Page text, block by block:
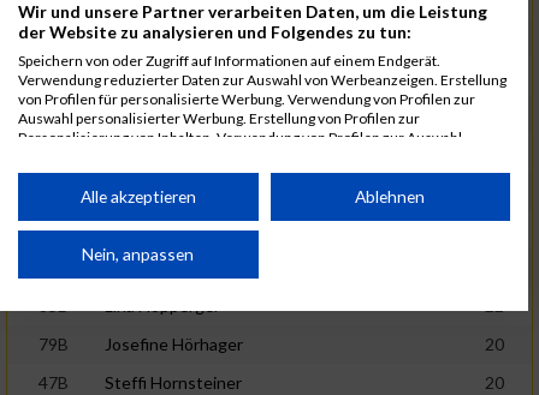
2B
Adriana Hochenegger
3B
Lillian Hochenegger
19
5B
Samia Hochenegger
Leni Hölbing
8B
Henri Holzknecht
Lorena Holzknecht
79B
Josefine Hörhager
20
47B
Steffi Hornsteiner
20
Wir und unsere Partner verarbeiten Daten, um die Leistung
der Website zu analysieren und Folgendes zu tun:
Speichern von oder Zugriff auf Informationen auf einem Endgerät.
Verwendung reduzierter Daten zur Auswahl von Werbeanzeigen. Erstellung
von Profilen für personalisierte Werbung. Verwendung von Profilen zur
Auswahl personalisierter Werbung. Erstellung von Profilen zur
Personalisierung von Inhalten. Verwendung von Profilen zur Auswahl
Performance von Inhalten. Analyse von Zielgruppen durch Statistiken oder
Kombinationen von Daten aus verschiedenen Quellen. Entwicklung und
von Inhalten.
Daten können außerhalb der Europäischen Union weitergegeben und in die
Website/App.
Partnerliste anzeigen (1 IAB-Anbieter)
Alle akzeptieren Ablehnen
Nein, anpassen